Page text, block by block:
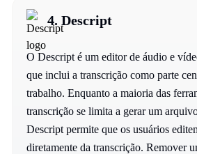
4. Descript
O Descript é um editor de áudio e
que inclui a transcrição como parte
trabalho. Enquanto a maioria das
transcrição se limita a gerar um
Descript permite que os usuários
diretamente da transcrição. Remover